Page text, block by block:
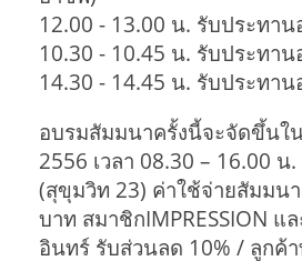
12.00 - 13.00 น. รับประทาน
10.30 - 10.45 น. รับประทาน
14.30 - 14.45 น. รับประทาน
อบรมสัมมนาครั้งนี้จะจัดขึ้นใ
2556 เวลา 08.30 – 16.00
(สุขุมวิท 23) ค่าใช้จ่ายสัมมน
บาท สมาชิกIMPRESSION แ
อินทร์ รับส่วนลด 10% / ลูกค้